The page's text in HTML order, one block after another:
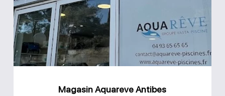
Magasin Aquareve Antibes